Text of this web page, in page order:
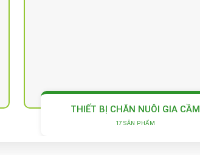
THIẾT BỊ CHĂN NUÔI GIA CẦM
17 SẢN PHẨM